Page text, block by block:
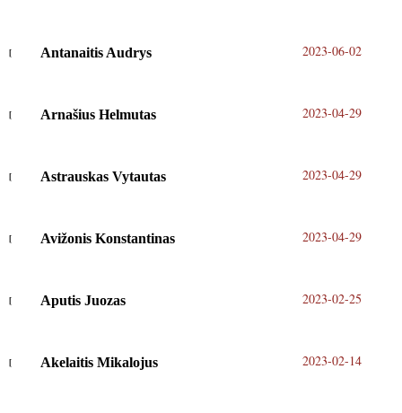
Antanaitis Audrys 2023-06-02
Arnašius Helmutas 2023-04-29
Astrauskas Vytautas 2023-04-29
Avižonis Konstantinas 2023-04-29
Aputis Juozas 2023-02-25
Akelaitis Mikalojus 2023-02-14